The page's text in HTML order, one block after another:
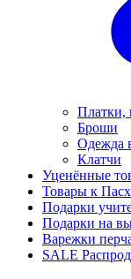
Платки,
Броши
Одежда
Клатчи
Уценённые
Товары к
Подарки
Подарки на
Варежки
SALE